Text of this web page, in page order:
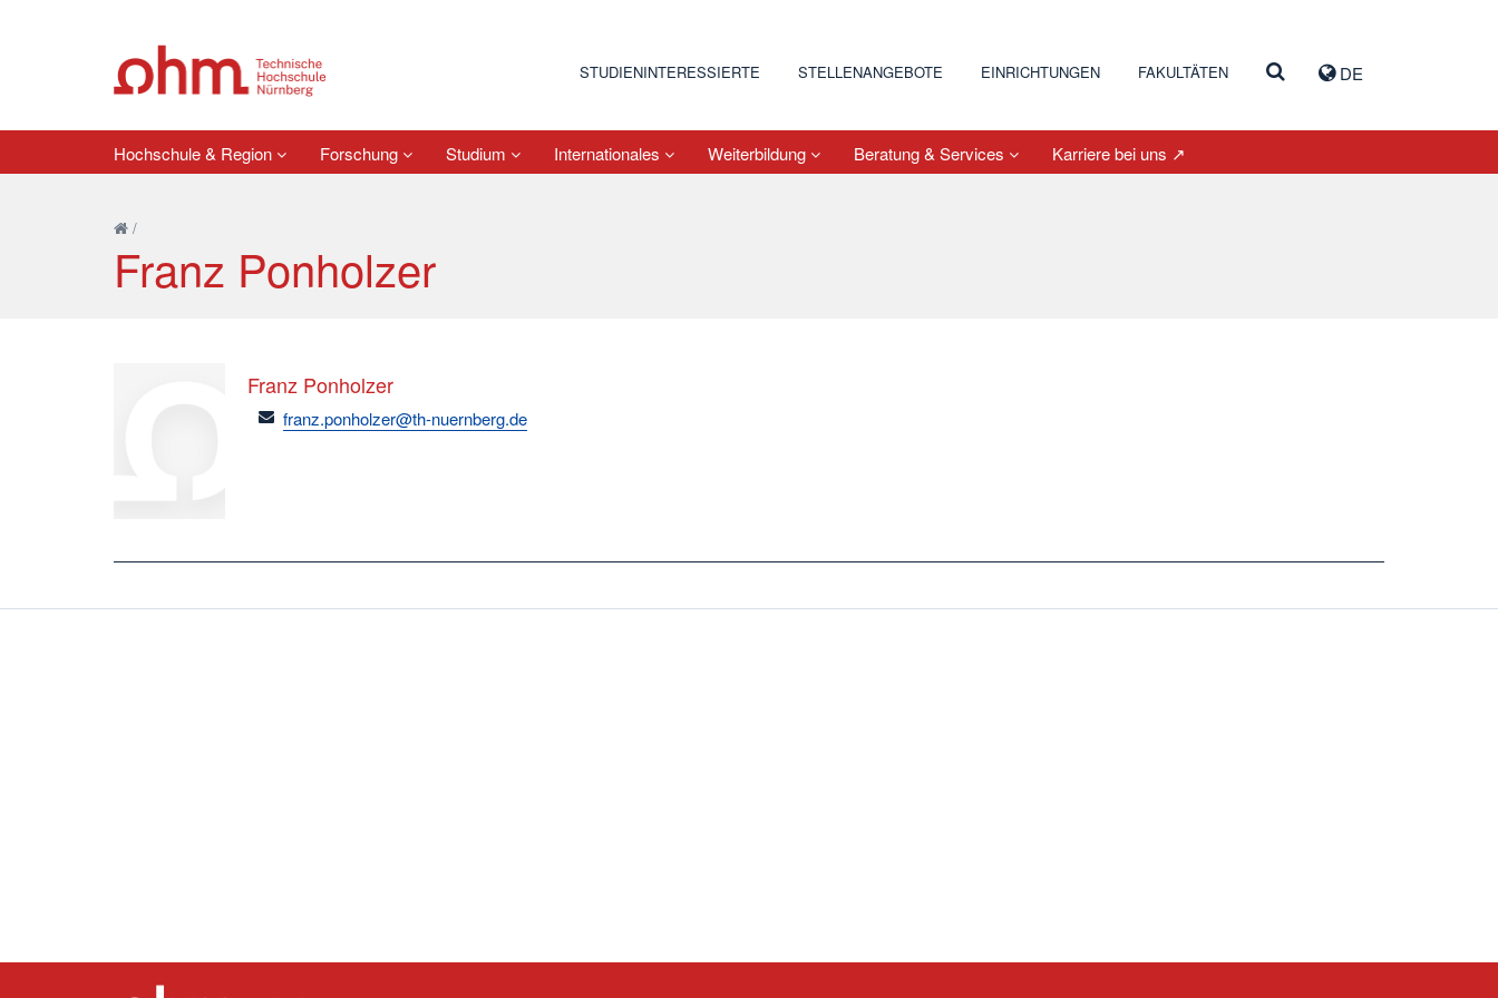
DE
STUDIENINTERESSIERTE STELLENANGEBOTE EINRICHTUNGEN FAKULTÄTEN
Hochschule & Region Forschung Studium Internationales Weiterbildung Beratung & Services Karriere bei uns ↗
/
Franz Ponholzer
Franz Ponholzer
email
franz.ponholzer@th-nuernberg.de